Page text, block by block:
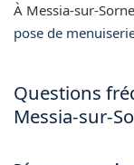
À Messia-sur-
pose de
Questions
Messia-sur-